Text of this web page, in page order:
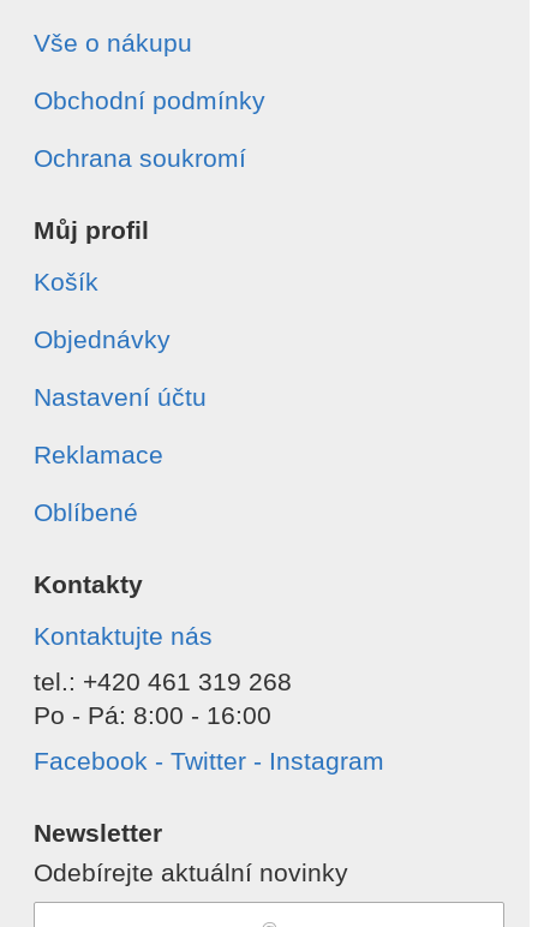
Vše o nákupu
Obchodní podmínky
Ochrana soukromí
Můj profil
Košík
Objednávky
Nastavení účtu
Reklamace
Oblíbené
Kontakty
Kontaktujte nás
tel.: +420 461 319 268
Po - Pá: 8:00 - 16:00
Facebook - Twitter - Instagram
Newsletter
Odebírejte aktuální novinky